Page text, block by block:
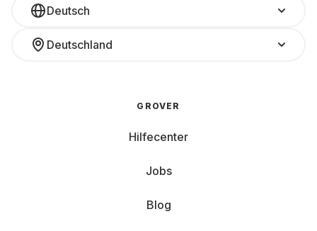
Deutsch
Deutschland
GROVER
Hilfecenter
Jobs
Blog